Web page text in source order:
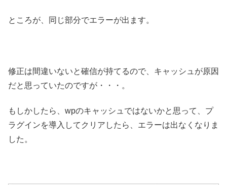
ところが、同じ部分でエラーが出ます。
修正は間違いないと確信が持てるので、キャッシュが原因
だと思っていたのですが・・・。
もしかしたら、wpのキャッシュではないかと思って、プ
ラグインを導入してクリアしたら、エラーは出なくなりま
した。